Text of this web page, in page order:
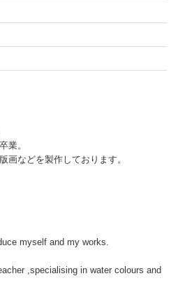
業。
画などを製作しております。
myself and my works.
,specialising in water colours and